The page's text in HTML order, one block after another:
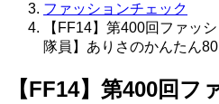
ファッションチェック
【FF14】第400回ファッ
隊員】ありさのかんたん80
【FF14】第400回フ